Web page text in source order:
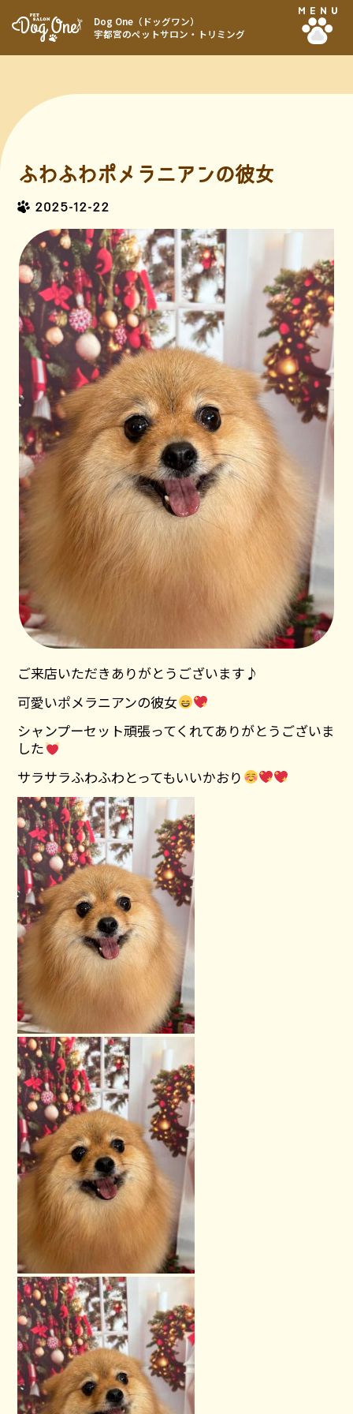
Dog One（ドッグワン）
宇都宮のペットサロン・トリミング
MENU
ふわふわポメラニアンの彼女
2025-12-22
ご来店いただきありがとうございます♪
可愛いポメラニアンの彼女
シャンプーセット頑張ってくれてありがとうございま
した
サラサラふわふわとってもいいかおり